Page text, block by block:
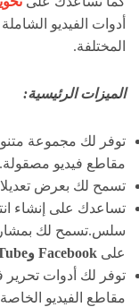
أدوات الفيديو
المختلفة.
الميزات الرئيسية:
توفر لك مجموعة
مقاطع فيديو مصقولة.
تسمح لك بعرض
تساعدك على إنشاء
سلس.تسمح لك
على Facebook وYouTube
توفر لك أدوات
مقاطع الفيديو